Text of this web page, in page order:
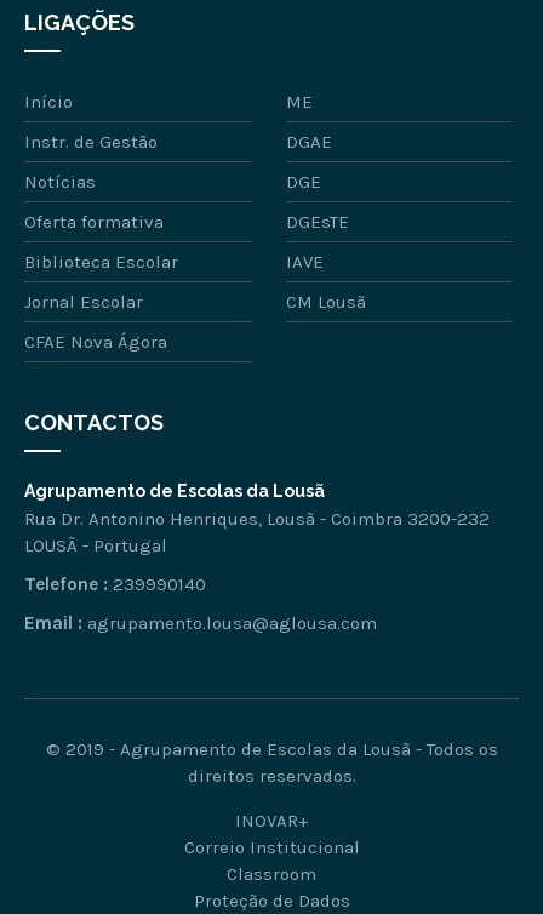
LIGAÇÕES
Início
ME
Instr. de Gestão
DGAE
Notícias
DGE
Oferta formativa
DGEsTE
Biblioteca Escolar
IAVE
Jornal Escolar
CM Lousã
CFAE Nova Ágora
CONTACTOS
Agrupamento de Escolas da Lousã
Rua Dr. Antonino Henriques, Lousã - Coimbra 3200-232
LOUSÃ - Portugal
Telefone : 239990140
Email : agrupamento.lousa@aglousa.com
© 2019 - Agrupamento de Escolas da Lousã - Todos os
direitos reservados.
INOVAR+
Correio Institucional
Classroom
Proteção de Dados